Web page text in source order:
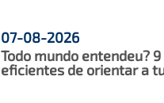
07-08-2026
Todo mundo entendeu?
eficientes de orientar a